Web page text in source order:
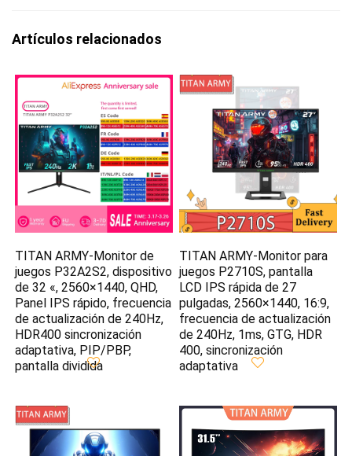
Artículos relacionados
TITAN ARMY-Monitor de
juegos P32A2S2, dispositivo
de 32 «, 2560×1440, QHD,
Panel IPS rápido, frecuencia
de actualización de 240Hz,
HDR400 sincronización
adaptativa, PIP/PBP,
pantalla dividida
TITAN ARMY-Monitor para
juegos P2710S, pantalla
LCD IPS rápida de 27
pulgadas, 2560×1440, 16:9,
frecuencia de actualización
de 240Hz, 1ms, GTG, HDR
400, sincronización
adaptativa